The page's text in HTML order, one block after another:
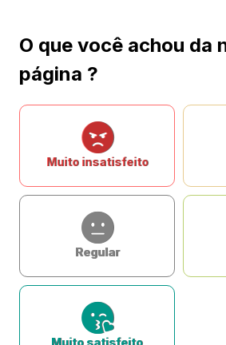
O que você achou da
página ?
Muito insatisfeito
Regular
Muito satisfeito